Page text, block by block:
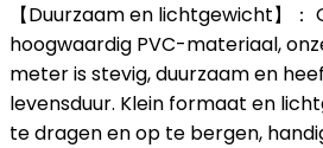
【Duurzaam en lichtgewicht】
hoogwaardig PVC-materiaal,
meter is stevig, duurzaam en
levensduur. Klein formaat en
te dragen en op te bergen,